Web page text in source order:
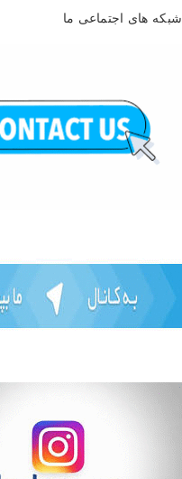
شبکه های اجتماعی ما